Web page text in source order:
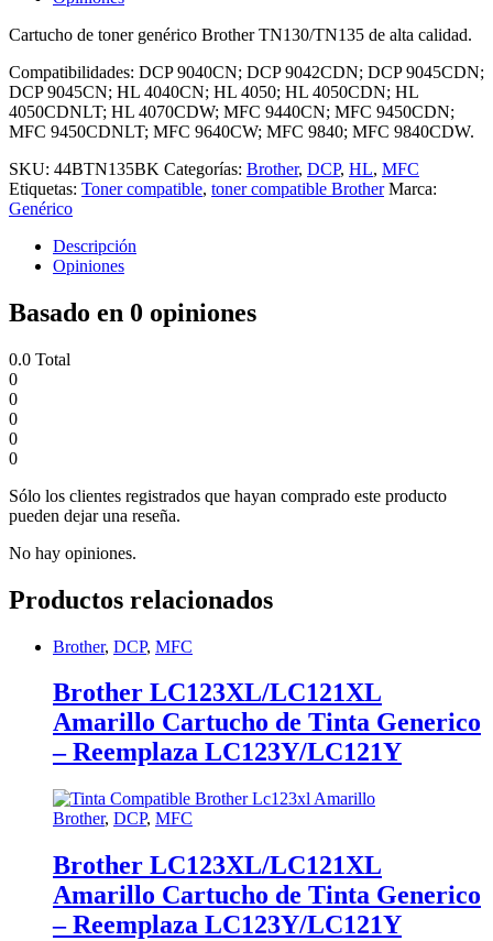
Cartucho de toner genérico Brother TN130/TN135 de alta calidad.
Compatibilidades: DCP 9040CN; DCP 9042CDN; DCP 9045CDN;
DCP 9045CN; HL 4040CN; HL 4050; HL 4050CDN; HL
4050CDNLT; HL 4070CDW; MFC 9440CN; MFC 9450CDN;
MFC 9450CDNLT; MFC 9640CW; MFC 9840; MFC 9840CDW.
SKU: 44BTN135BK Categorías: Brother, DCP, HL, MFC
Etiquetas: Toner compatible, toner compatible Brother Marca:
Genérico
Descripción
Opiniones
Basado en 0 opiniones
0.0 Total
0
0
0
0
0
Sólo los clientes registrados que hayan comprado este producto
pueden dejar una reseña.
No hay opiniones.
Productos relacionados
Brother, DCP, MFC
Brother LC123XL/LC121XL
Amarillo Cartucho de Tinta Generico
– Reemplaza LC123Y/LC121Y
Brother, DCP, MFC
Brother LC123XL/LC121XL
Amarillo Cartucho de Tinta Generico
– Reemplaza LC123Y/LC121Y